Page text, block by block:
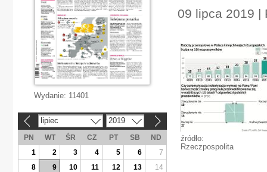
09 lipca 2019 |
źródło:
Rzeczpospolita
Wydanie: 11401
lipiec 2019
PN WT ŚR CZ PT SB
ND
1
2 3 4 5 6
7
8
9 10 11 12 13
14